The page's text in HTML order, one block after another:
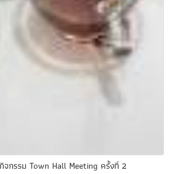
จกรรม Town Hall Meeting ครั้งที่ 2